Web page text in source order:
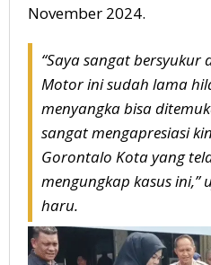
November 2024.
“Saya sangat bersyukur
Motor ini sudah lama
menyangka bisa
sangat mengapresiasi
Gorontalo Kota yang
mengungkap kasus ini,”
haru.